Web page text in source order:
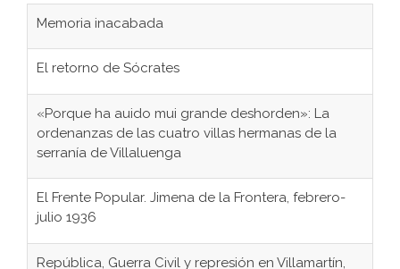
Memoria inacabada
El retorno de Sócrates
«Porque ha auido mui grande deshorden»: La
ordenanzas de las cuatro villas hermanas de la
serranía de Villaluenga
El Frente Popular. Jimena de la Frontera, febrero-
julio 1936
República, Guerra Civil y represión en Villamartín,